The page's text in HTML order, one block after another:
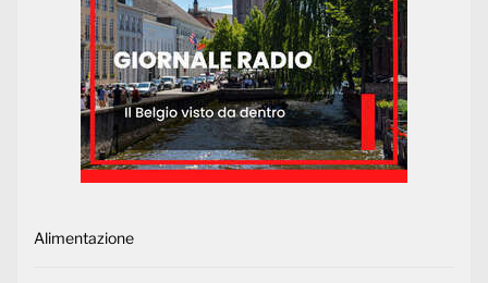
Alimentazione